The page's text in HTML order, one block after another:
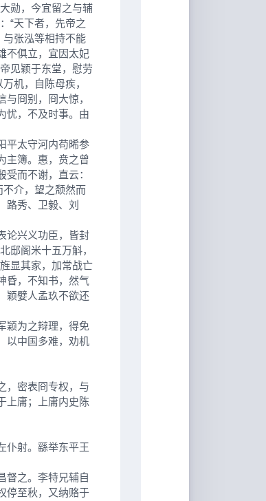
勋，今宜留之与辅
“天下者，先帝之
与张泓等相持不能
不俱立，宜因太妃
见颖于东堂，慰劳
机，自陈母疾，
冏别，冏大惊，
忧，不及时事。由
太守河内苟晞参
主簿。惠，贲之曾
而不谢，直云：
不介，望之颓然而
路秀、卫毅、刘
兴义功臣，皆封
邸阁米十五万斛，
显其家，加常战亡
昏，不知书，然气
颖嬖人孟玖不欲还
为之辩理，得免
以中国多难，劝机
密表冏专权，与
上庸；上庸内史陈
射。繇举东平王
之。李特兄辅自
停至秋，又纳赂于